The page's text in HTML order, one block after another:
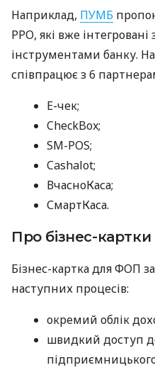
Наприклад, ПУМБ
РРО, які вже
інструментами банку.
співпрацює з 6
E-чек;
CheckBox;
SM-POS;
Cashalot;
ВчасноКаса;
СмартКаса.
Про бізнес-картки
Бізнес-картка для ФОП
наступних процесів:
окремий облік
швидкий доступ